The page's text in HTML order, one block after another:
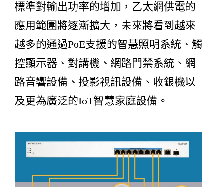
標準對輸出功率的增加，乙太網供電的
應用範圍將逐漸擴大，未來將看到越來
越多的通過PoE支援的智慧照明系統、觸
控顯示器、對講機、網路門禁系統、網
路音響設備、投影視訊設備、收銀機以
及更為廣泛的IoT智慧家庭設備。